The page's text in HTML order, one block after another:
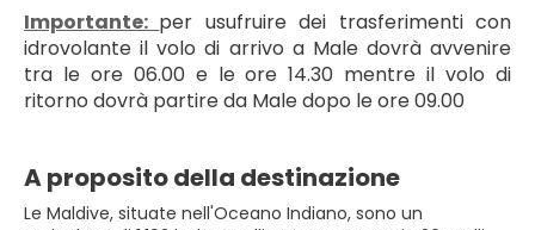
﻿Importante: per usufruire dei trasferimenti con
idrovolante il volo di arrivo a Male dovrà avvenire
tra le ore 06.00 e le ore 14.30 mentre il volo di
ritorno dovrà partire da Male dopo le ore 09.00
A proposito della destinazione
Le Maldive, situate nell'Oceano Indiano, sono un